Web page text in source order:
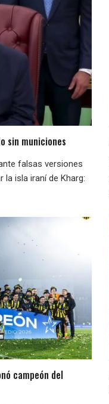
sin municiones
falsas versiones
isla iraní de Kharg:
campeón del